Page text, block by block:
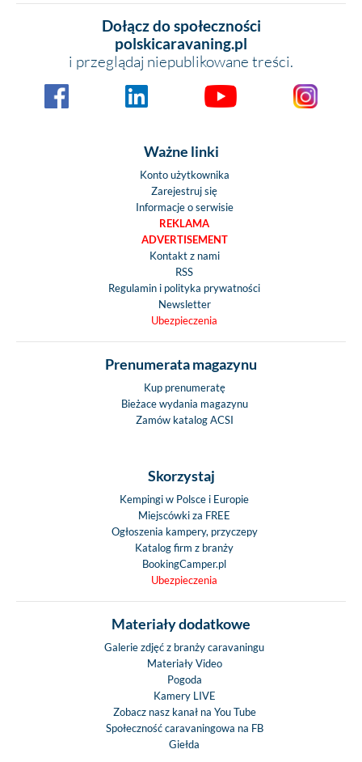
Dołącz do społeczności
polskicaravaning.pl
i przeglądaj niepublikowane treści.
Ważne linki
Konto użytkownika
Zarejestruj się
Informacje o serwisie
REKLAMA
ADVERTISEMENT
Kontakt z nami
RSS
Regulamin i polityka prywatności
Newsletter
Ubezpieczenia
Prenumerata magazynu
Kup prenumeratę
Bieżace wydania magazynu
Zamów katalog ACSI
Skorzystaj
Kempingi w Polsce i Europie
Miejscówki za FREE
Ogłoszenia kampery, przyczepy
Katalog firm z branży
BookingCamper.pl
Ubezpieczenia
Materiały dodatkowe
Galerie zdjęć z branży caravaningu
Materiały Video
Pogoda
Kamery LIVE
Zobacz nasz kanał na You Tube
Społeczność caravaningowa na FB
Giełda